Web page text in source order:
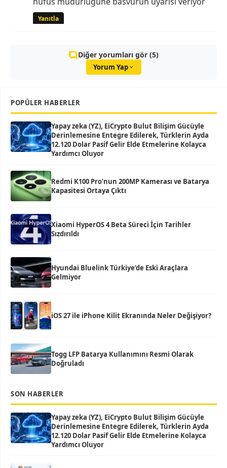
Yanıtla
Diğer yorumları gör (5)
Yorum Yap
POPÜLER HABERLER
Yapay zeka (YZ), EiCrypto Bulut Bilişim Gücüyle
Derinlemesine Entegre Edilerek, Türklerin Ayda
12.120 Dolar Pasif Gelir Elde Etmelerine Kolayca
Yardımcı Oluyor
Redmi K100 Pro’nun 200MP Kamerası ve Batarya
Kapasitesi Ortaya Çıktı
Xiaomi HyperOS 4 Beta Süreci İçin Tarihler
Sızdırıldı
Hyundai Bluelink Türkiye’de Eski Araçlara
Gelmiyor
iOS 27 ile iPhone Kilit Ekranında Neler Değişiyor?
Togg LFP Batarya Kullanımını Resmi Olarak
Doğruladı
SON HABERLER
Yapay zeka (YZ), EiCrypto Bulut Bilişim Gücüyle
Derinlemesine Entegre Edilerek, Türklerin Ayda
12.120 Dolar Pasif Gelir Elde Etmelerine Kolayca
Yardımcı Oluyor